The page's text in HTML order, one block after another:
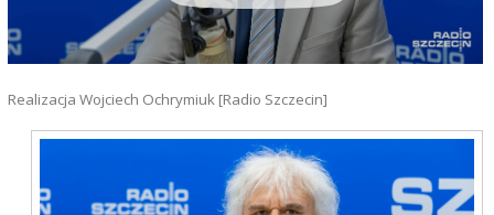
Realizacja Wojciech Ochrymiuk [Radio Szczecin]